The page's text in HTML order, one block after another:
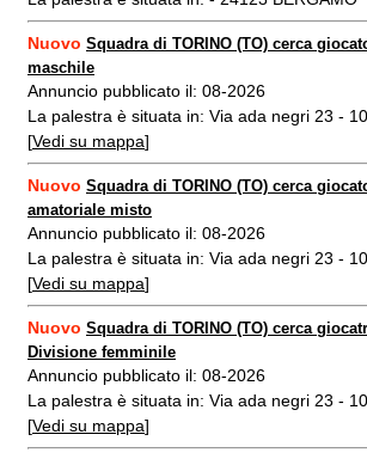
Nuovo Squadra di TORINO (TO) cerca
maschile
Annuncio pubblicato il: 08-2026
La palestra è situata in: Via ada negri 23 -
[Vedi su mappa]
Nuovo Squadra di TORINO (TO) cerca
amatoriale misto
Annuncio pubblicato il: 08-2026
La palestra è situata in: Via ada negri 23 -
[Vedi su mappa]
Nuovo Squadra di TORINO (TO) cerca
Divisione femminile
Annuncio pubblicato il: 08-2026
La palestra è situata in: Via ada negri 23 -
[Vedi su mappa]